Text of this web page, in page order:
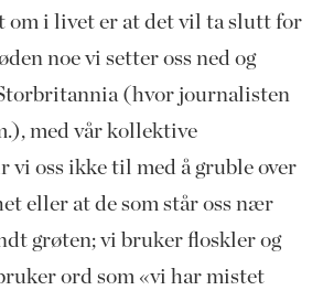
om i livet er at det vil ta slutt for
noe vi setter oss ned og
(hvor journalisten
med vår kollektive
vi oss ikke til med å gruble over
eller at de som står oss nær
grøten; vi bruker floskler og
ord som «vi har mistet